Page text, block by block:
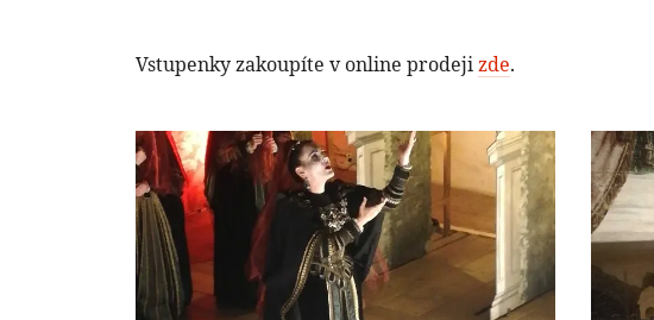
Vstupenky zakoupíte v online prodejizde.